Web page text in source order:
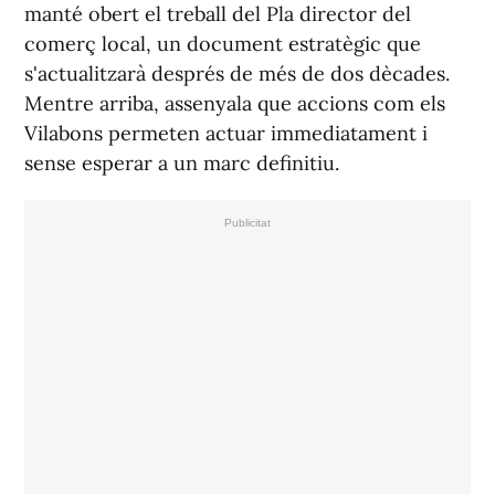
manté obert el treball del Pla director del
comerç local, un document estratègic que
s'actualitzarà després de més de dos dècades.
Mentre arriba, assenyala que accions com els
Vilabons permeten actuar immediatament i
sense esperar a un marc definitiu.